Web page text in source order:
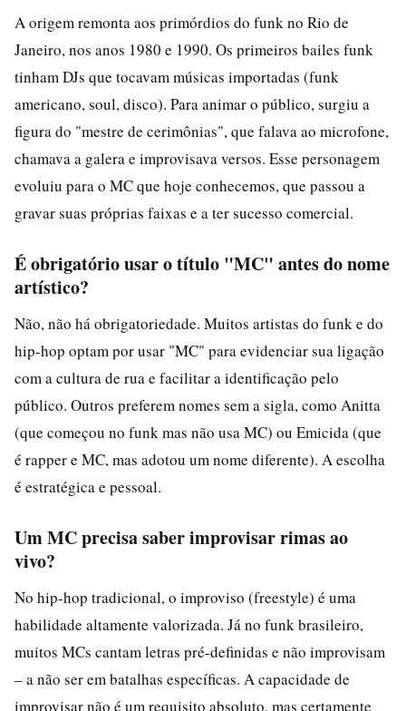
A origem remonta aos primórdios do funk no Rio de
Janeiro, nos anos 1980 e 1990. Os primeiros bailes funk
tinham DJs que tocavam músicas importadas (funk
americano, soul, disco). Para animar o público, surgiu a
figura do "mestre de cerimônias", que falava ao microfone,
chamava a galera e improvisava versos. Esse personagem
evoluiu para o MC que hoje conhecemos, que passou a
gravar suas próprias faixas e a ter sucesso comercial.
É obrigatório usar o título "MC" antes do nome
artístico?
Não, não há obrigatoriedade. Muitos artistas do funk e do
hip-hop optam por usar "MC" para evidenciar sua ligação
com a cultura de rua e facilitar a identificação pelo
público. Outros preferem nomes sem a sigla, como Anitta
(que começou no funk mas não usa MC) ou Emicida (que
é rapper e MC, mas adotou um nome diferente). A escolha
é estratégica e pessoal.
Um MC precisa saber improvisar rimas ao
vivo?
No hip-hop tradicional, o improviso (freestyle) é uma
habilidade altamente valorizada. Já no funk brasileiro,
muitos MCs cantam letras pré-definidas e não improvisam
– a não ser em batalhas específicas. A capacidade de
improvisar não é um requisito absoluto, mas certamente